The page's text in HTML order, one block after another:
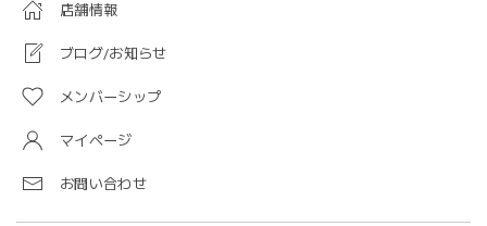
店舗情報
ブログ/お知らせ
メンバーシップ
マイページ
お問い合わせ